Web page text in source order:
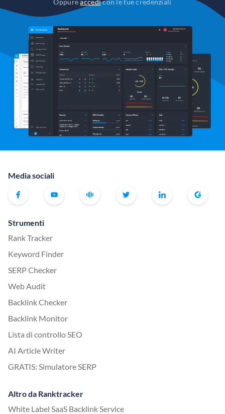
Oppureaccedicon le tue credenziali
Media sociali
Strumenti
Rank Tracker
Keyword Finder
SERP Checker
Web Audit
Backlink Checker
Backlink Monitor
Lista di controllo SEO
AI Article Writer
GRATIS: Simulatore SERP
Altro da Ranktracker
White Label SaaS Backlink Service